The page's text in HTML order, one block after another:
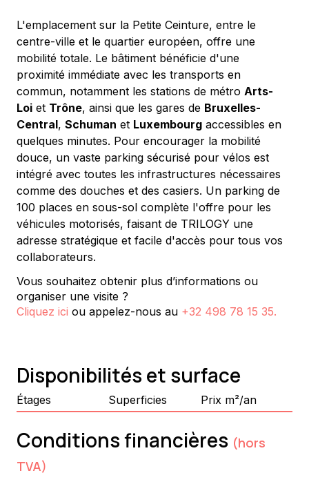
L'emplacement sur la Petite Ceinture, entre le
centre-ville et le quartier européen, offre une
mobilité totale. Le bâtiment bénéficie d'une
proximité immédiate avec les transports en
commun, notamment les stations de métro Arts-
Loi et Trône, ainsi que les gares de Bruxelles-
Central, Schuman et Luxembourg accessibles en
quelques minutes. Pour encourager la mobilité
douce, un vaste parking sécurisé pour vélos est
intégré avec toutes les infrastructures nécessaires
comme des douches et des casiers. Un parking de
100 places en sous-sol complète l'offre pour les
véhicules motorisés, faisant de TRILOGY une
adresse stratégique et facile d'accès pour tous vos
collaborateurs.
Vous souhaitez obtenir plus d’informations ou
organiser une visite ?
Cliquez ici ou appelez-nous au +32 498 78 15 35.
Disponibilités et surface
Étages Superficies Prix m²/an
Conditions financières (hors
TVA)